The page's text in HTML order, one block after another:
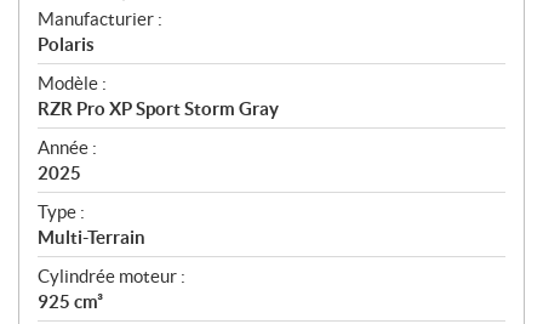
S
p
é
c
i
f
i
c
a
t
i
o
Manufacturier :
Polaris
Modèle :
RZR Pro XP Sport Storm Gray
Année :
2025
Type :
Multi-Terrain
Cylindrée moteur :
925 cm³